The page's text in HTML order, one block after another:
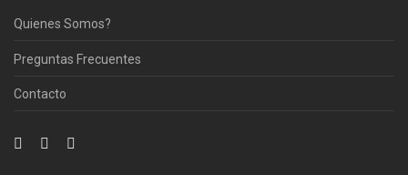
Quienes Somos?
Preguntas Frecuentes
Contacto